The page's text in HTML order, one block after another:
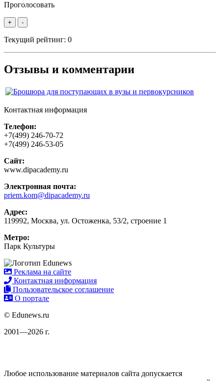
Проголосовать
+ -
Текущий рейтинг: 0
Отзывы и комментарии
Контактная информация
Телефон:
+7(499) 246-70-72
+7(499) 246-53-05
Сайт:
www.dipacademy.ru
Электронная почта:
priem.kom@dipacademy.ru
Адрес:
119992, Москва, ул. Остоженка, 53/2, строение 1
Метро:
Парк Культуры
Реклама на сайте
Контактная информация
Пользовательское соглашение
О портале
© Edunews.ru
2001—2026 г.
Любое использование материалов сайта допускается